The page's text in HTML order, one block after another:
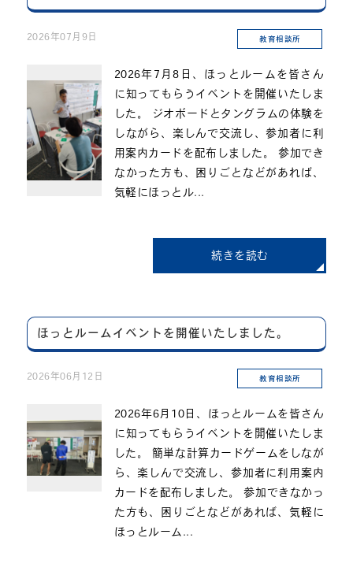
教育相談所
2026年07月9日
2026年7月8日、ほっとルームを皆さん
に知ってもらうイベントを開催いたしま
した。 ジオボードとタングラムの体験を
しながら、楽しんで交流し、参加者に利
用案内カードを配布しました。 参加でき
なかった方も、困りごとなどがあれば、
気軽にほっとル...
続きを読む
ほっとルームイベントを開催いたしました。
教育相談所
2026年06月12日
2026年6月10日、ほっとルームを皆さん
に知ってもらうイベントを開催いたしま
した。 簡単な計算カードゲームをしなが
ら、楽しんで交流し、参加者に利用案内
カードを配布しました。 参加できなかっ
た方も、困りごとなどがあれば、気軽に
ほっとルーム...